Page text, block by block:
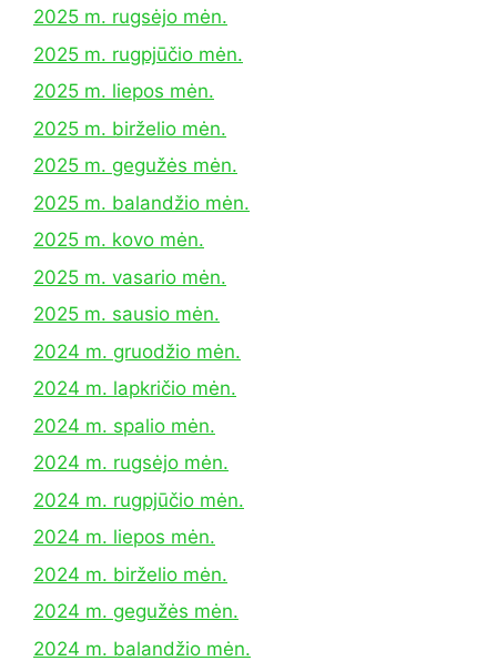
2025 m. rugsėjo mėn.
2025 m. rugpjūčio mėn.
2025 m. liepos mėn.
2025 m. birželio mėn.
2025 m. gegužės mėn.
2025 m. balandžio mėn.
2025 m. kovo mėn.
2025 m. vasario mėn.
2025 m. sausio mėn.
2024 m. gruodžio mėn.
2024 m. lapkričio mėn.
2024 m. spalio mėn.
2024 m. rugsėjo mėn.
2024 m. rugpjūčio mėn.
2024 m. liepos mėn.
2024 m. birželio mėn.
2024 m. gegužės mėn.
2024 m. balandžio mėn.